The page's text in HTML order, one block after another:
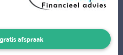
afspraak